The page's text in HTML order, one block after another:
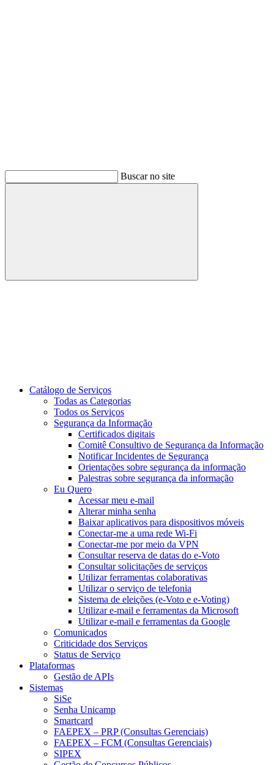
Buscar no site
Buscar
Catálogo de Serviços
Todas as Categorias
Todos os Serviços
Segurança da Informação
Certificados digitais
Comitê Consultivo de Segurança da Informação
Notificar Incidentes de Segurança
Orientações sobre segurança da informação
Palestras sobre segurança da informação
Eu Quero
Acessar meu e-mail
Alterar minha senha
Baixar aplicativos para dispositivos móveis
Conectar-me a uma rede Wi-Fi
Conectar-me por meio da VPN
Consultar reserva de datas do e-Voto
Consultar solicitações de serviços
Utilizar ferramentas colaborativas
Utilizar o serviço de telefonia
Sistema de eleições (e-Voto e e-Voting)
Utilizar e-mail e ferramentas da Microsoft
Utilizar e-mail e ferramentas da Google
Comunicados
Criticidade dos Serviços
Status de Serviço
Plataformas
Gestão de APIs
Sistemas
SiSe
Senha Unicamp
Smartcard
FAEPEX – PRP (Consultas Gerenciais)
FAEPEX – FCM (Consultas Gerenciais)
SIPEX